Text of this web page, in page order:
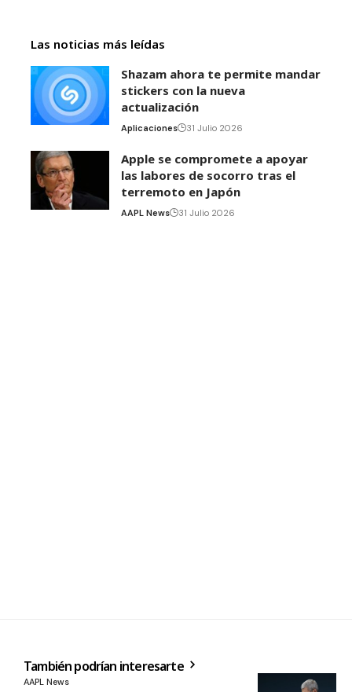
Las noticias más leídas
Shazam ahora te permite mandar
stickers con la nueva
actualización
Aplicaciones 31 Julio 2026
Apple se compromete a apoyar
las labores de socorro tras el
terremoto en Japón
AAPL News 31 Julio 2026
También podrían interesarte
AAPL News